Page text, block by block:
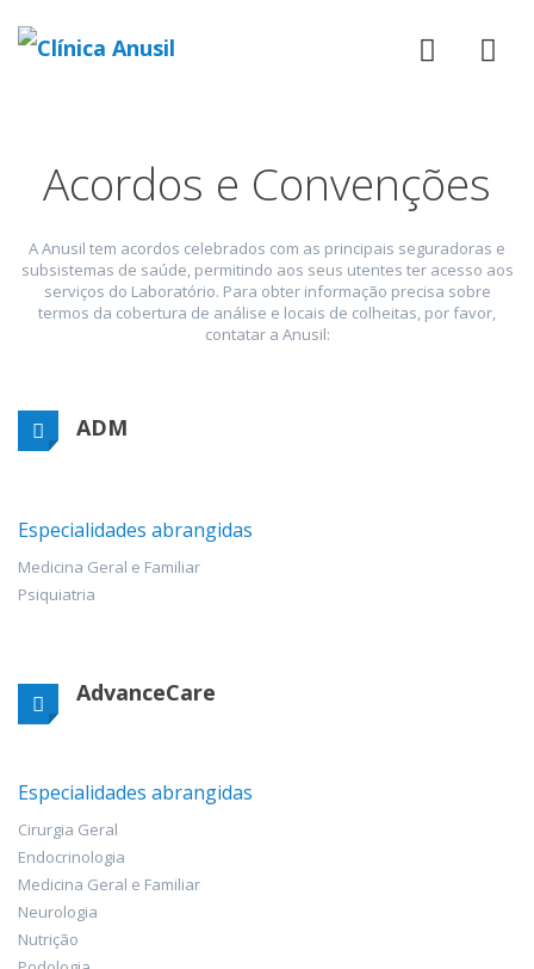
Acordos e Convenções
A Anusil tem acordos celebrados com as principais seguradoras e
subsistemas de saúde, permitindo aos seus utentes ter acesso aos
serviços do Laboratório. Para obter informação precisa sobre
termos da cobertura de análise e locais de colheitas, por favor,
contatar a Anusil:
ADM
Especialidades abrangidas
Medicina Geral e Familiar
Psiquiatria
AdvanceCare
Especialidades abrangidas
Cirurgia Geral
Endocrinologia
Medicina Geral e Familiar
Neurologia
Nutrição